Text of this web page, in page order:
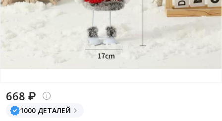
668 ₽
1000 ДЕТАЛЕЙ